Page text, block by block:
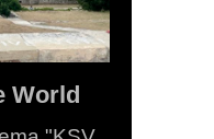
World